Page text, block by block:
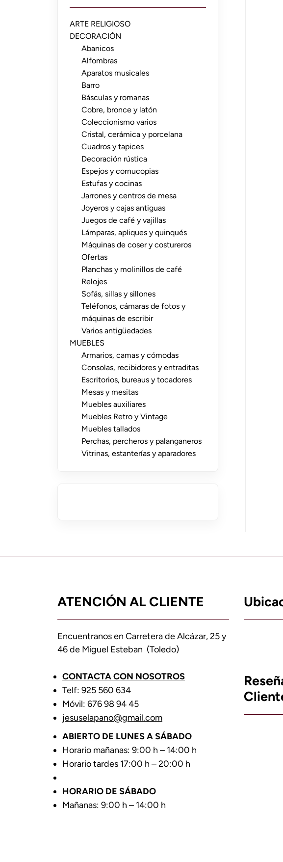
ARTE RELIGIOSO
DECORACIÓN
Abanicos
Alfombras
Aparatos musicales
Barro
Básculas y romanas
Cobre, bronce y latón
Coleccionismo varios
Cristal, cerámica y porcelana
Cuadros y tapices
Decoración rústica
Espejos y cornucopias
Estufas y cocinas
Jarrones y centros de mesa
Joyeros y cajas antiguas
Juegos de café y vajillas
Lámparas, apliques y quinqués
Máquinas de coser y costureros
Ofertas
Planchas y molinillos de café
Relojes
Sofás, sillas y sillones
Teléfonos, cámaras de fotos y
máquinas de escribir
Varios antigüedades
MUEBLES
Armarios, camas y cómodas
Consolas, recibidores y entraditas
Escritorios, bureaus y tocadores
Mesas y mesitas
Muebles auxiliares
Muebles Retro y Vintage
Muebles tallados
Perchas, percheros y palanganeros
Vitrinas, estanterías y aparadores
ATENCIÓN AL CLIENTE
Encuentranos en Carretera de Alcázar, 25 y
46 de Miguel Esteban (Toledo)
CONTACTA CON NOSOTROS
Telf: 925 560 634
Móvil: 676 98 94 45
jesuselapano@gmail.com
ABIERTO DE LUNES A SÁBADO
Horario mañanas: 9:00 h – 14:00 h
Horario tardes 17:00 h – 20:00 h
HORARIO DE SÁBADO
Mañanas: 9:00 h – 14:00 h